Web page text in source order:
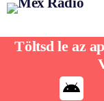
Töltsd le az